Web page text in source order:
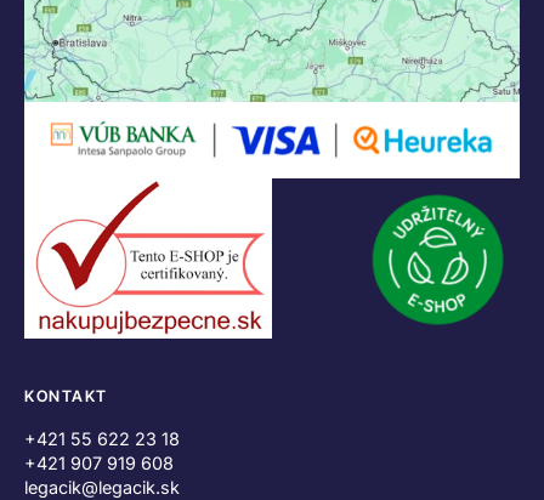
KONTAKT
+421 55 622 23 18
+421 907 919 608
legacik@legacik.sk